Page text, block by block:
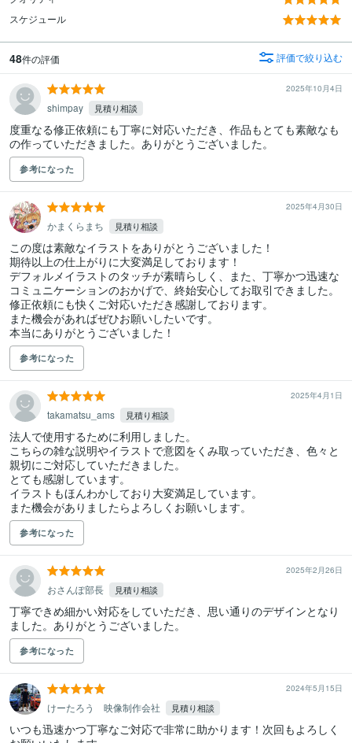
スケジュール
48件の評価 評価で絞り込む
2025年10月4日
shimpay 見積り相談
度重なる修正依頼にも丁寧に対応いただき、作品もとても素敵なも
の作っていただきました。ありがとうございました。
参考になった
2025年4月30日
かまくらまち 見積り相談
この度は素敵なイラストをありがとうございました！
期待以上の仕上がりに大変満足しております！
デフォルメイラストのタッチが素晴らしく、また、丁寧かつ迅速な
コミュニケーションのおかげで、終始安心してお取引できました。
修正依頼にも快くご対応いただき感謝しております。
また機会があればぜひお願いしたいです。
本当にありがとうございました！
参考になった
2025年4月1日
takamatsu_ams 見積り相談
法人で使用するために利用しました。
こちらの雑な説明やイラストで意図をくみ取っていただき、色々と
親切にご対応していただきました。
とても感謝しています。
イラストもほんわかしており大変満足しています。
また機会がありましたらよろしくお願いします。
参考になった
2025年2月26日
おさんぽ部長 見積り相談
丁寧できめ細かい対応をしていただき、思い通りのデザインとなり
ました。ありがとうございました。
参考になった
2024年5月15日
けーたろう 映像制作会社 見積り相談
いつも迅速かつ丁寧なご対応で非常に助かります！次回もよろしく